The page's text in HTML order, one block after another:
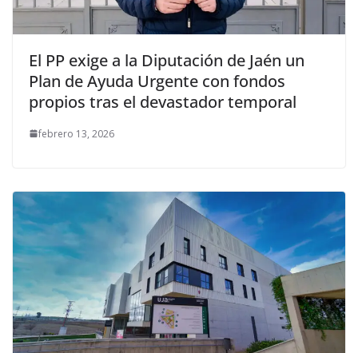
El PP exige a la Diputación de Jaén un
Plan de Ayuda Urgente con fondos
propios tras el devastador temporal
febrero 13, 2026